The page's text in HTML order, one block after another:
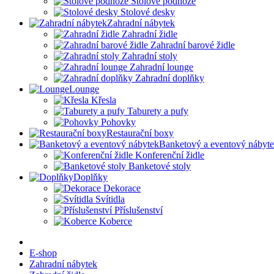
Stolové desky
Zahradní nábytek
Zahradní židle
Zahradní barové židle
Zahradní stoly
Zahradní lounge
Zahradní doplňky
Lounge
Křesla
Taburety a pufy
Pohovky
Restaurační boxy
Banketový a eventový
Konferenční židle
Banketové stoly
Doplňky
Dekorace
Svítidla
Příslušenství
Koberce
E-shop
Zahradní nábytek